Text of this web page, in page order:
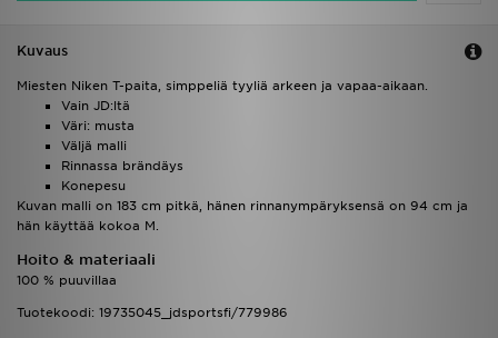
Kuvaus
Miesten Niken T-paita, simppeliä tyyliä arkeen ja vapaa-aikaan.
Vain JD:ltä
Väri: musta
Väljä malli
Rinnassa brändäys
Konepesu
Kuvan malli on 183 cm pitkä, hänen rinnanympäryksensä on 94 cm ja
hän käyttää kokoa M.
Hoito & materiaali
100 % puuvillaa
Tuotekoodi: 19735045_jdsportsfi/779986